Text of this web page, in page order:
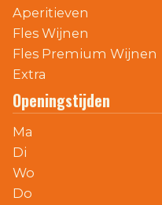
Aperitieven
Fles Wijnen
Fles Premium Wijnen
Extra
Openingstijden
Ma
Di
Wo
Do